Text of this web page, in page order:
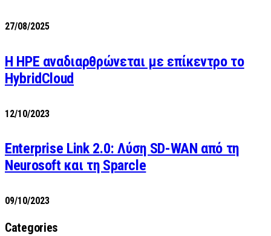
27/08/2025
H HPE αναδιαρθρώνεται με επίκεντρο το
HybridCloud
12/10/2023
Enterprise Link 2.0: Λύση SD-WAN από τη
Neurosoft και τη Sparcle
09/10/2023
Categories